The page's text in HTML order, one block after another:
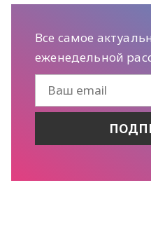
Все самое
еженедельной